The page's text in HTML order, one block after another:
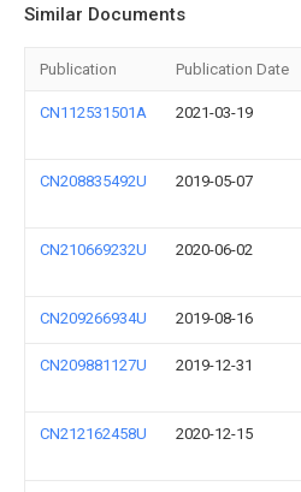
Similar Documents
Publication Publication Date
CN112531501A 2021-03-19
CN208835492U 2019-05-07
CN210669232U 2020-06-02
CN209266934U 2019-08-16
CN209881127U 2019-12-31
CN212162458U 2020-12-15